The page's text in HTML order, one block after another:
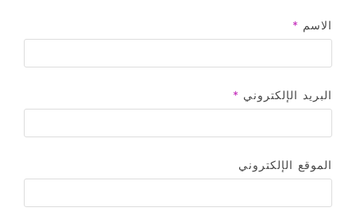
الاسم *
البريد الإلكتروني *
الموقع الإلكتروني